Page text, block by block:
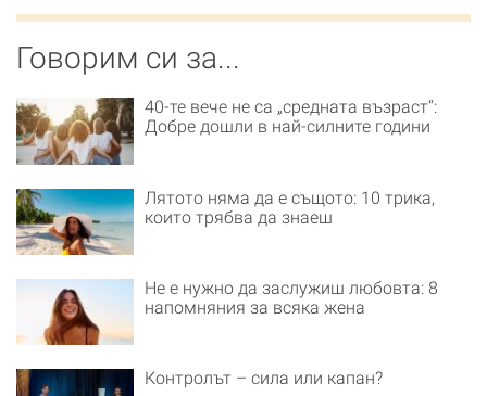
Говорим си за...
40-те вече не са „средната възраст“:
Добре дошли в най-силните години
Лятото няма да е същото: 10 трика,
които трябва да знаеш
Не е нужно да заслужиш любовта: 8
напомняния за всяка жена
Контролът – сила или капан?